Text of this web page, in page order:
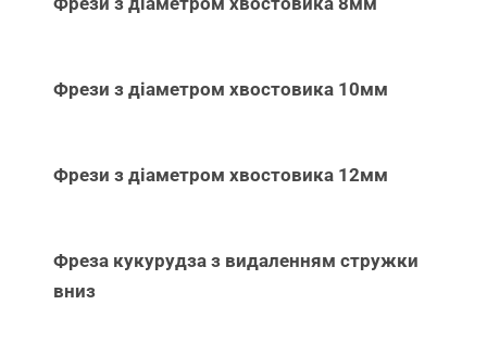
Фрези з діаметром хвостовика 10мм
Фрези з діаметром хвостовика 12мм
Фреза кукурудза з видаленням стружки
вниз